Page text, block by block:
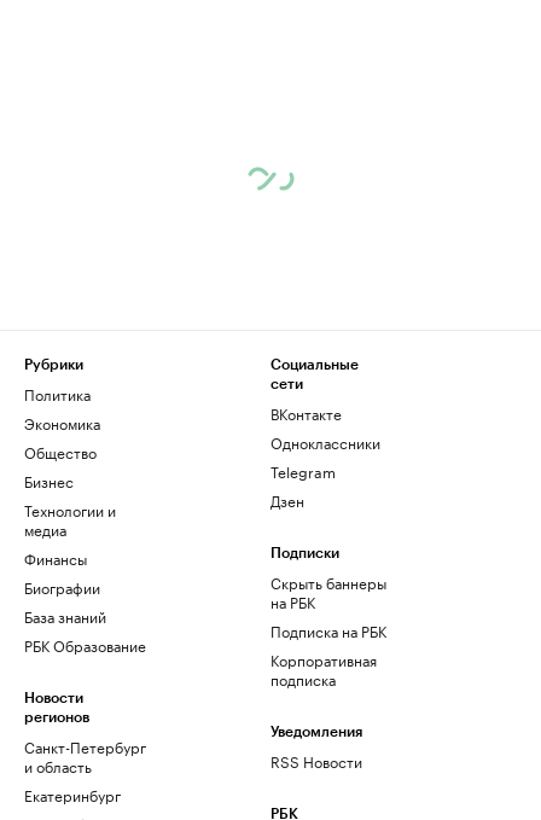
Рубрики
Политика
Экономика
Общество
Бизнес
Технологии и
медиа
Финансы
Биографии
База знаний
РБК Образование
Новости
регионов
Санкт-Петербург
и область
Екатеринбург
Социальные
сети
ВКонтакте
Одноклассники
Telegram
Дзен
Подписки
Скрыть баннеры
на РБК
Подписка на РБК
Корпоративная
подписка
Уведомления
RSS Новости
РБК